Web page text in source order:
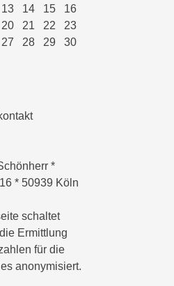
13 14 15
16
20 21 22
23
27 28 29
30
*
* 50939 Köln
schaltet
Ermittlung
für die
anonymisiert.